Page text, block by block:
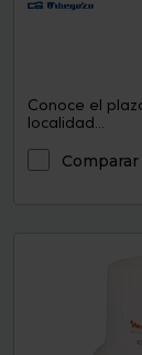
Conoce el
localidad...
Comparar